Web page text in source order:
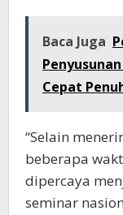
Baca Juga
Cepat
“Selain
beberapa
dipercaya
seminar